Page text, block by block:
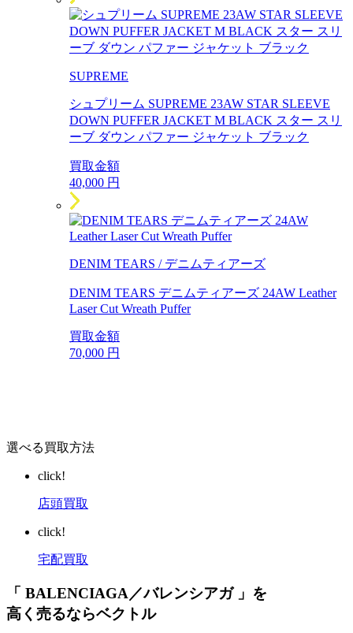
SUPREME
シュプリーム SUPREME 23AW STAR SLEEVE
DOWN PUFFER JACKET M BLACK スター スリ
ーブ ダウン パファー ジャケット ブラック
買取金額
40,000 円
DENIM TEARS / デニムティアーズ
DENIM TEARS デニムティアーズ 24AW Leather
Laser Cut Wreath Puffer
買取金額
70,000 円
選べる買取方法
click!
店頭買取
click!
宅配買取
「 BALENCIAGA／バレンシアガ 」を
高く売るならベクトル